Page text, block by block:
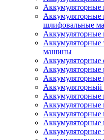
Аккумуляторные
шлифовальные
Аккумуляторные
машины
Аккумуляторные
Аккумуляторные
Аккумуляторные
Аккумуляторный
Аккумуляторные
Аккумуляторные
Аккумуляторные
Аккумуляторные